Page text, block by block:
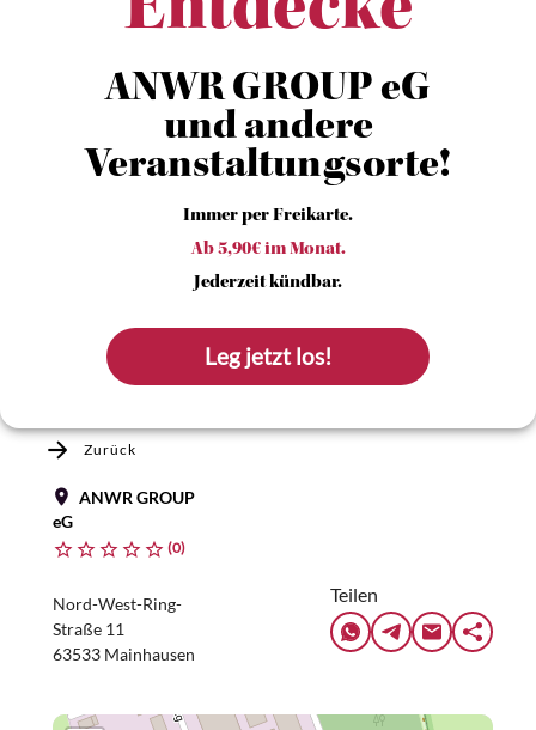
ANWR GROUP eG
und andere
Veranstaltungsorte!
Immer per Freikarte.
Ab 5,90€ im Monat.
Jederzeit kündbar.
Leg jetzt los!
Zurück
ANWR GROUP
eG
(0)
Nord-West-Ring-
Straße 11
63533 Mainhausen
Teilen